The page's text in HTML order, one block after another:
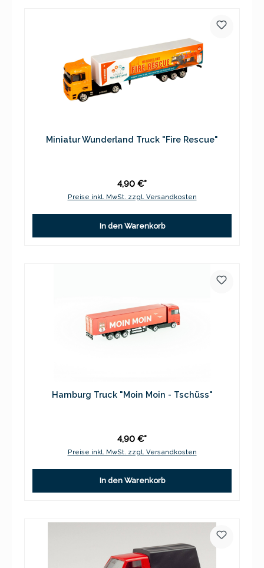
Miniatur Wunderland Truck "Fire Rescue"
4,90 €*
Preise inkl. MwSt. zzgl. Versandkosten
In den Warenkorb
Hamburg Truck "Moin Moin - Tschüss"
4,90 €*
Preise inkl. MwSt. zzgl. Versandkosten
In den Warenkorb